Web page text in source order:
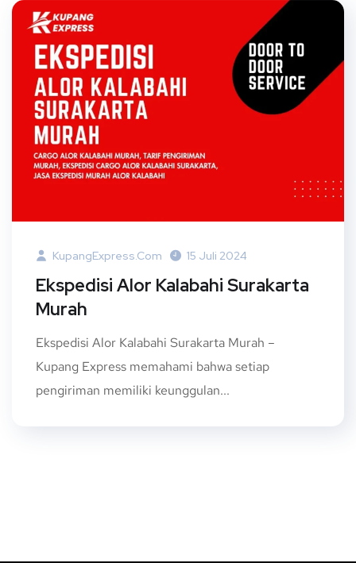
KupangExpress.com 15 Juli 2024
Ekspedisi Alor Kalabahi Surakarta
Murah
Ekspedisi Alor Kalabahi Surakarta Murah –
Kupang Express memahami bahwa setiap
pengiriman memiliki keunggulan...